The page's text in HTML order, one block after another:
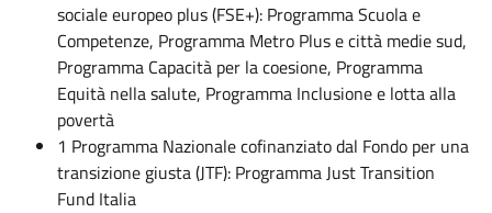
sociale europeo plus (FSE+): ProgrammaScuola e
Competenze, Programma Metro Plus e città medie sud,
Programma Capacità per la coesione, Programma
Equità nella salute, Programma Inclusione e lotta alla
povertà
1 Programma Nazionale cofinanziato dal Fondo per una
transizione giusta (JTF): Programma Just Transition
Fund Italia